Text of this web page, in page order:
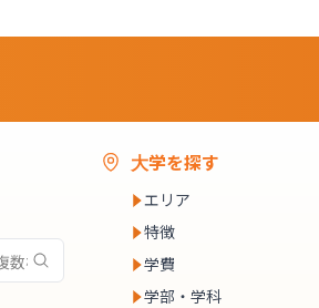
大学を探す
エリア
特徴
学費
学部・学科